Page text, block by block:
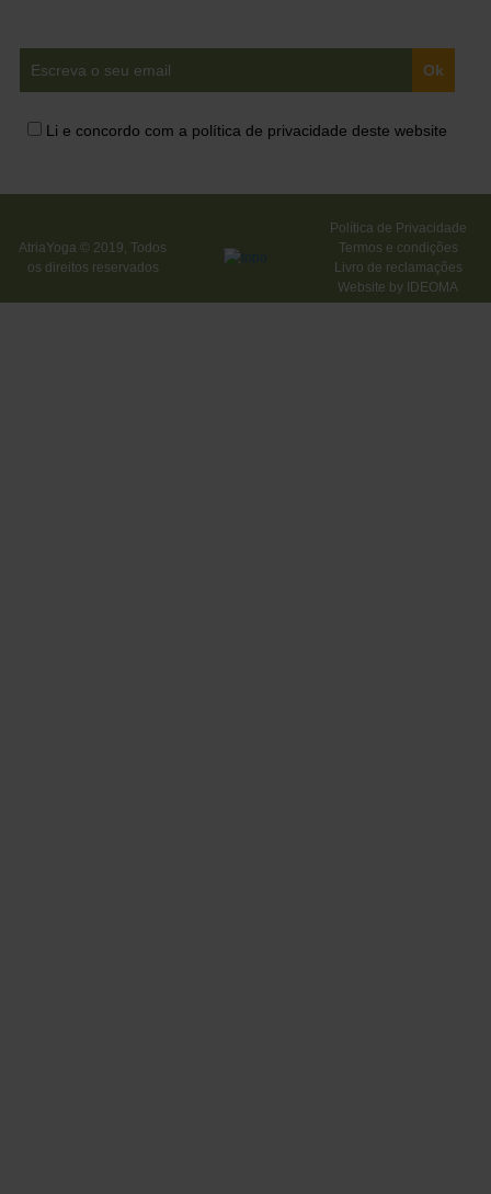
Li e concordo com a política de privacidade deste website
AtriaYoga © 2019, Todos
os direitos reservados
Política de Privacidade
Termos e condições
Livro de reclamações
Website by IDEOMA